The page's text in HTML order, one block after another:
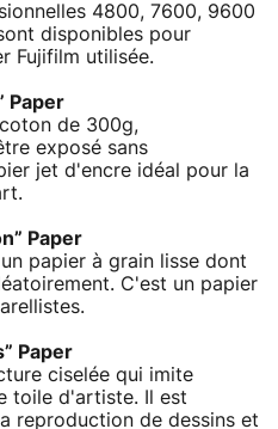
4800, 7600, 9600
disponibles pour
Fujifilm utilisée.
Paper
de 300g,
exposé sans
jet d'encre idéal pour la
Paper
papier à grain lisse dont
C'est un papier
Paper
ciselée qui imite
toile d'artiste. Il est
reproduction de dessins et